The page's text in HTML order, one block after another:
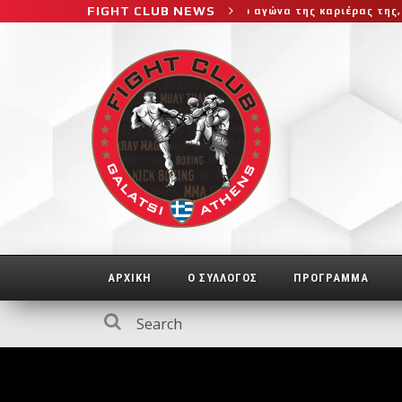
FIGHT CLUB NEWS
μεγαλύτερο και πιο δύσκολο αγώνα της καριέρας της,
ΑΡΧΙΚΗ Ο ΣΥΛΛΟΓΟΣ ΠΡΟΓΡΑΜΜΑ